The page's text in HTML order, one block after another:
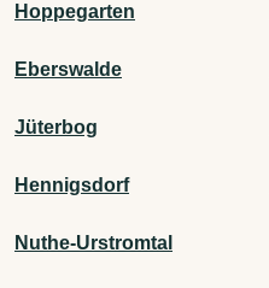
Hoppegarten
Eberswalde
Jüterbog
Hennigsdorf
Nuthe-Urstromtal